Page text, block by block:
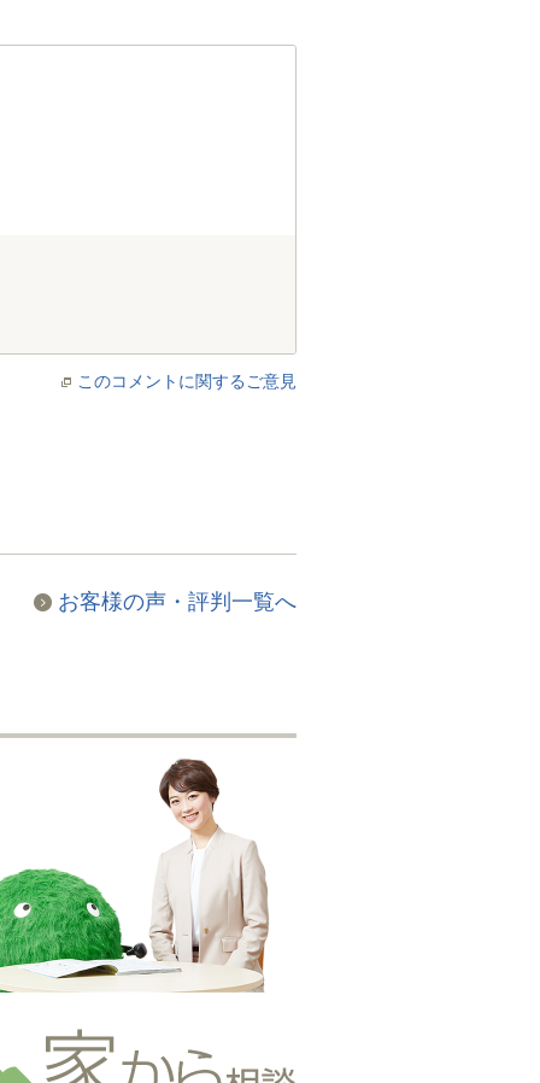
このコメントに関するご意見
お客様の声・評判一覧へ